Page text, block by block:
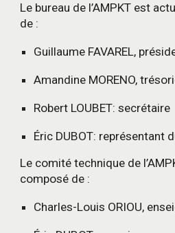
Le bureau de l’AMPKT est
de :
Guillaume FAVAREL,
Amandine MORENO,
Robert LOUBET: secrétaire
Éric DUBOT: représentant
Le comité technique de
composé de :
Charles-Louis ORIOU,